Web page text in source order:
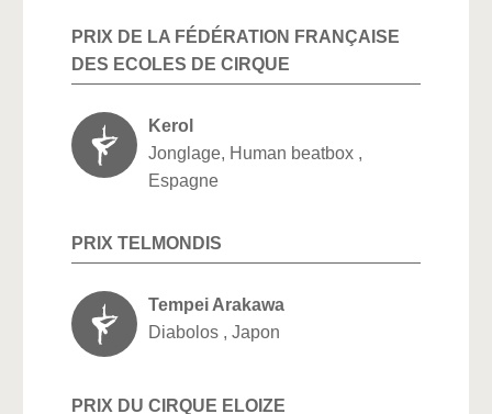
PRIX DE LA FÉDÉRATION FRANÇAISE
DES ECOLES DE CIRQUE
Kerol
Jonglage, Human beatbox ,
Espagne
PRIX TELMONDIS
Tempei Arakawa
Diabolos , Japon
PRIX DU CIRQUE ELOIZE